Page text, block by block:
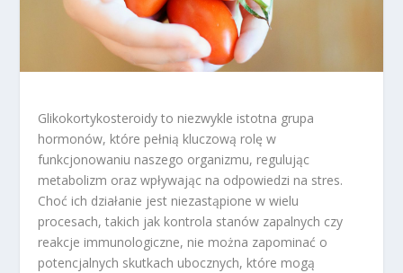
Glikokortykosteroidy to niezwykle istotna grupa
hormonów, które pełnią kluczową rolę w
funkcjonowaniu naszego organizmu, regulując
metabolizm oraz wpływając na odpowiedzi na stres.
Choć ich działanie jest niezastąpione w wielu
procesach, takich jak kontrola stanów zapalnych czy
reakcje immunologiczne, nie można zapominać o
potencjalnych skutkach ubocznych, które mogą